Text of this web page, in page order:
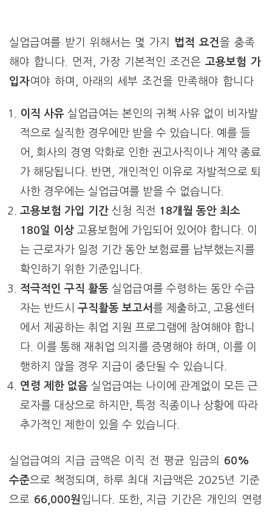
실업급여를 받기 위해서는 몇 가지 법적 요건을 충족
해야 합니다. 먼저, 가장 기본적인 조건은 고용보험 가
입자여야 하며, 아래의 세부 조건을 만족해야 합니다
이직 사유 실업급여는 본인의 귀책 사유 없이 비자발
적으로 실직한 경우에만 받을 수 있습니다. 예를 들
어, 회사의 경영 악화로 인한 권고사직이나 계약 종료
가 해당됩니다. 반면, 개인적인 이유로 자발적으로 퇴
사한 경우에는 실업급여를 받을 수 없습니다.
고용보험 가입 기간 신청 직전 18개월 동안 최소
180일 이상 고용보험에 가입되어 있어야 합니다. 이
는 근로자가 일정 기간 동안 보험료를 납부했는지를
확인하기 위한 기준입니다.
적극적인 구직 활동 실업급여를 수령하는 동안 수급
자는 반드시 구직활동 보고서 를 제출하고, 고용센터
에서 제공하는 취업 지원 프로그램에 참여해야 합니
다. 이를 통해 재취업 의지를 증명해야 하며, 이를 이
행하지 않을 경우 지급이 중단될 수 있습니다.
연령 제한 없음 실업급여는 나이에 관계없이 모든 근
로자를 대상으로 하지만, 특정 직종이나 상황에 따라
추가적인 제한이 있을 수 있습니다.
실업급여의 지급 금액은 이직 전 평균 임금의 60%
수준으로 책정되며, 하루 최대 지급액은 2025년 기준
으로 66,000원입니다. 또한, 지급 기간은 개인의 연령